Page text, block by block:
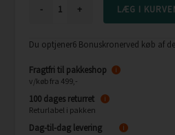
- +
Du optjener6 Bonuskronerved køb af
Fragtfri til pakkeshop
v/køb fra 499,-
i
100 dages returret
Returlabel i pakken
i
Dag-til-dag levering i